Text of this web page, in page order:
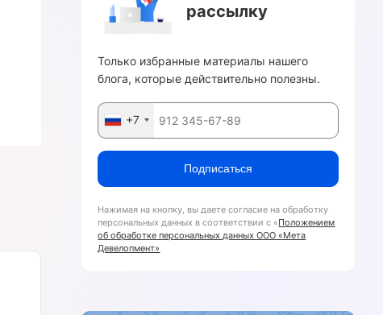
рассылку
Только избранные материалы нашего
блога, которые действительно полезны.
+7
Подписаться
Нажимая на кнопку, вы даете согласие на обработку
персональных данных в соответствии с «Положением
об обработке персональных данных ООО «Мета
Девелопмент»